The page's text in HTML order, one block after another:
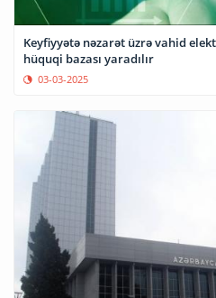
Keyfiyyətə nəzarət üzrə vahid
hüquqi bazası yaradılır
03-03-2025